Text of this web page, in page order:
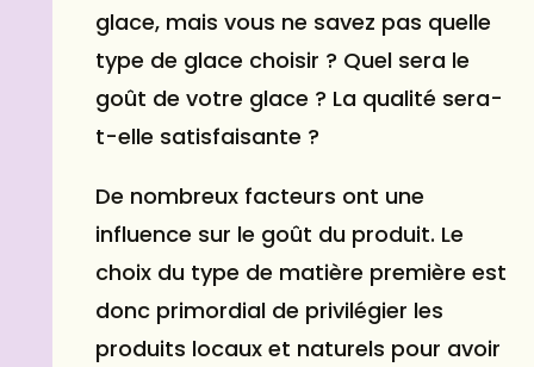
glace, mais vous ne savez pas quelle
type de glace choisir ? Quel sera le
goût de votre glace ? La qualité sera-
t-elle satisfaisante ?
De nombreux facteurs ont une
influence sur le goût du produit. Le
choix du type de matière première est
donc primordial de privilégier les
produits locaux et naturels pour avoir